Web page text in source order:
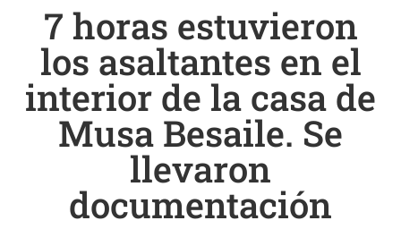
7 horas estuvieron
los asaltantes en el
interior de la casa de
Musa Besaile. Se
llevaron
documentación